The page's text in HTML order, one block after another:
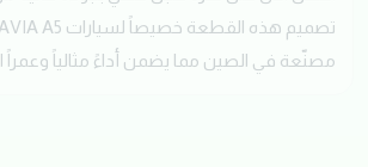
مصنّعة في الصين مما يضمن أداءً مثالياً وعمراً